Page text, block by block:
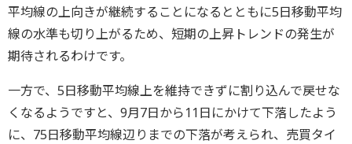
平均線の上向きが継続することになるとともに5日移動平均
線の水準も切り上がるため、短期の上昇トレンドの発生が
期待されるわけです。
一方で、5日移動平均線上を維持できずに割り込んで戻せな
くなるようですと、9月7日から11日にかけて下落したよう
に、75日移動平均線辺りまでの下落が考えられ、売買タイ